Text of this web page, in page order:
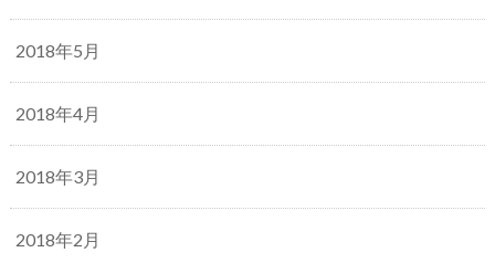
2018年5月
2018年4月
2018年3月
2018年2月